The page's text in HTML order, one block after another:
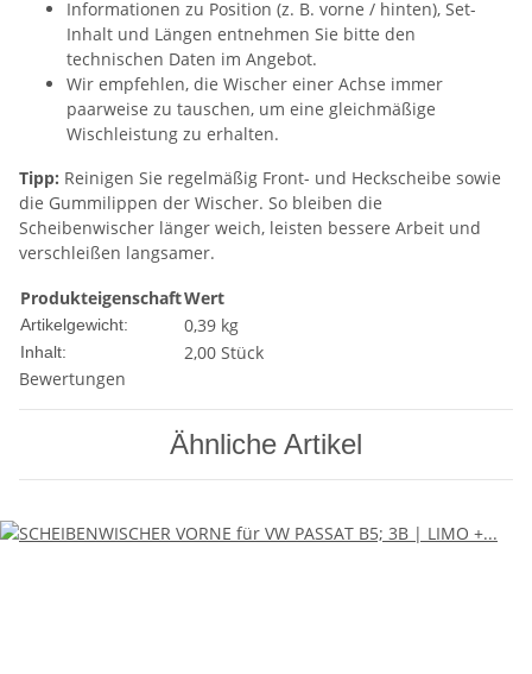
Informationen zu Position (z. B. vorne / hinten), Set-
Inhalt und Längen entnehmen Sie bitte den
technischen Daten im Angebot.
Wir empfehlen, die Wischer einer Achse immer
paarweise zu tauschen, um eine gleichmäßige
Wischleistung zu erhalten.
Tipp: Reinigen Sie regelmäßig Front- und Heckscheibe sowie
die Gummilippen der Wischer. So bleiben die
Scheibenwischer länger weich, leisten bessere Arbeit und
verschleißen langsamer.
ProdukteigenschaftWert
Artikelgewicht: 0,39 kg
Inhalt:
2,00 Stück
Bewertungen
Ähnliche Artikel